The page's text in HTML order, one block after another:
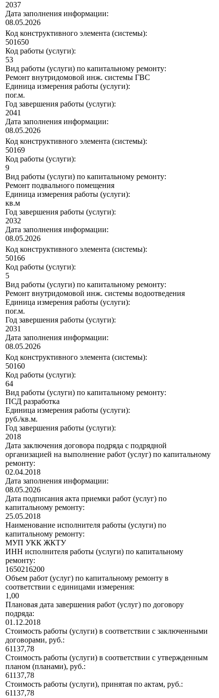
2037
Дата заполнения информации:
08.05.2026
Код конструктивного элемента (системы):
501650
Код работы (услуги):
53
Вид работы (услуги) по капитальному ремонту:
Ремонт внутридомовой инж. системы ГВС
Единица измерения работы (услуги):
пог.м.
Год завершения работы (услуги):
2041
Дата заполнения информации:
08.05.2026
Код конструктивного элемента (системы):
50169
Код работы (услуги):
9
Вид работы (услуги) по капитальному ремонту:
Ремонт подвального помещения
Единица измерения работы (услуги):
кв.м
Год завершения работы (услуги):
2032
Дата заполнения информации:
08.05.2026
Код конструктивного элемента (системы):
50166
Код работы (услуги):
5
Вид работы (услуги) по капитальному ремонту:
Ремонт внутридомовой инж. системы водоотведения
Единица измерения работы (услуги):
пог.м.
Год завершения работы (услуги):
2031
Дата заполнения информации:
08.05.2026
Код конструктивного элемента (системы):
50160
Код работы (услуги):
64
Вид работы (услуги) по капитальному ремонту:
ПСД разработка
Единица измерения работы (услуги):
руб./кв.м.
Год завершения работы (услуги):
2018
Дата заключения договора подряда с подрядной
организацией на выполнение работ (услуг) по капитальному
ремонту:
02.04.2018
Дата заполнения информации:
08.05.2026
Дата подписания акта приемки работ (услуг) по
капитальному ремонту:
25.05.2018
Наименование исполнителя работы (услуги) по
капитальному ремонту:
МУП УКК ЖКТУ
ИНН исполнителя работы (услуги) по капитальному
ремонту:
1650216200
Объем работ (услуг) по капитальному ремонту в
соответствии с единицами измерения:
1,00
Плановая дата завершения работ (услуг) по договору
подряда:
01.12.2018
Стоимость работы (услуги) в соответствии с заключенными
договорами, руб.:
61137,78
Стоимость работы (услуги) в соответствии с утвержденным
планом (планами), руб.:
61137,78
Стоимость работы (услуги), принятая по актам, руб.:
61137,78